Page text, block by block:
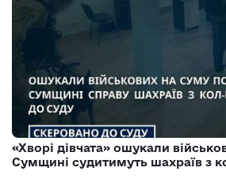
«Хворі дівчата» ошукали
Сумщині судитимуть шахраїв з